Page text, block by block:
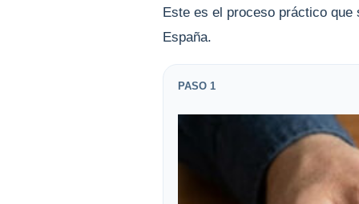
Este es el proceso práctico
España.
PASO 1